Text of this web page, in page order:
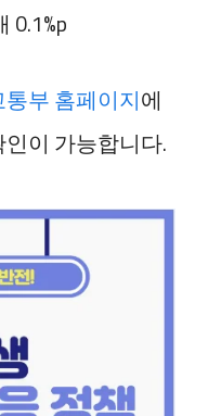
0.1%p
부 홈페이지에
이 가능합니다.